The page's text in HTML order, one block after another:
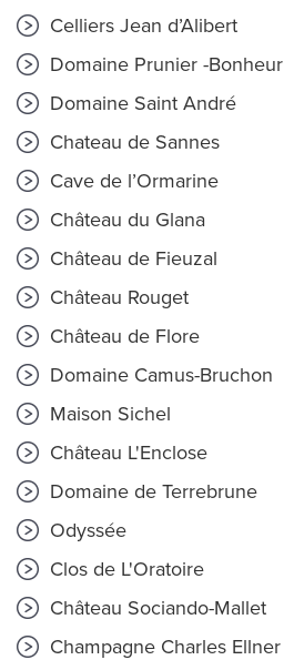
Celliers Jean d’Alibert
Domaine Prunier -Bonheur
Domaine Saint André
Chateau de Sannes
Cave de l’Ormarine
Château du Glana
Château de Fieuzal
Château Rouget
Château de Flore
Domaine Camus-Bruchon
Maison Sichel
Château L'Enclose
Domaine de Terrebrune
Odyssée
Clos de L'Oratoire
Château Sociando-Mallet
Champagne Charles Ellner